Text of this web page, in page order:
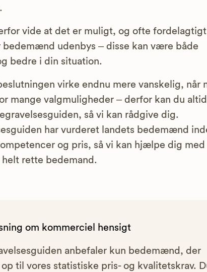
vide at det er muligt, og ofte
bedemænd udenbys – disse kan være både
bedre i din situation.
virke endnu mere vanskelig, når
mange valgmuligheder – derfor kan du altid
så vi kan rådgive dig.
har vurderet landets bedemænd
og pris, så vi kan hjælpe dig med
rette bedemand.
om kommerciel hensigt
anbefaler kun bedemænd, der
op til vores statistiske pris- og kvalitetskrav.